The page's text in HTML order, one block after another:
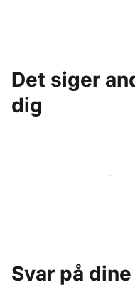
Det siger
dig
Slut dig til andre
Svar på